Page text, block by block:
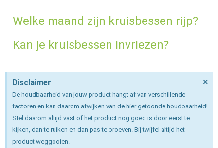
Welke maand zijn kruisbessen rijp?
Kan je kruisbessen invriezen?
Disclaimer
De houdbaarheid van jouw product hangt af van verschillende
factoren en kan daarom afwijken van de hier getoonde houdbaarheid!
Stel daarom altijd vast of het product nog goed is door eerst te
kijken, dan te ruiken en dan pas te proeven. Bij twijfel altijd het
product weggooien.
×